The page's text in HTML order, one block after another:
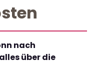
nach
über die